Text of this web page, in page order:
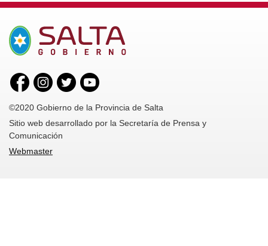
©2020 Gobierno de la Provincia de Salta
Sitio web desarrollado por la Secretaría de Prensa y
Comunicación
Webmaster